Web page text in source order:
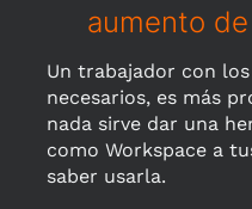
aumento
Un trabajador con
necesarios, es más
nada sirve dar una
como Workspace a
saber usarla.